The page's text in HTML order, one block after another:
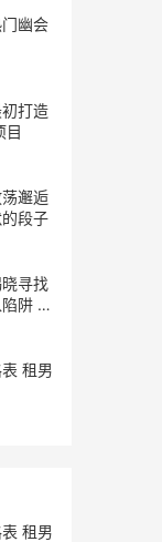
幽会
打造
目
邂逅
段子
寻找
阱 精
租男
租男